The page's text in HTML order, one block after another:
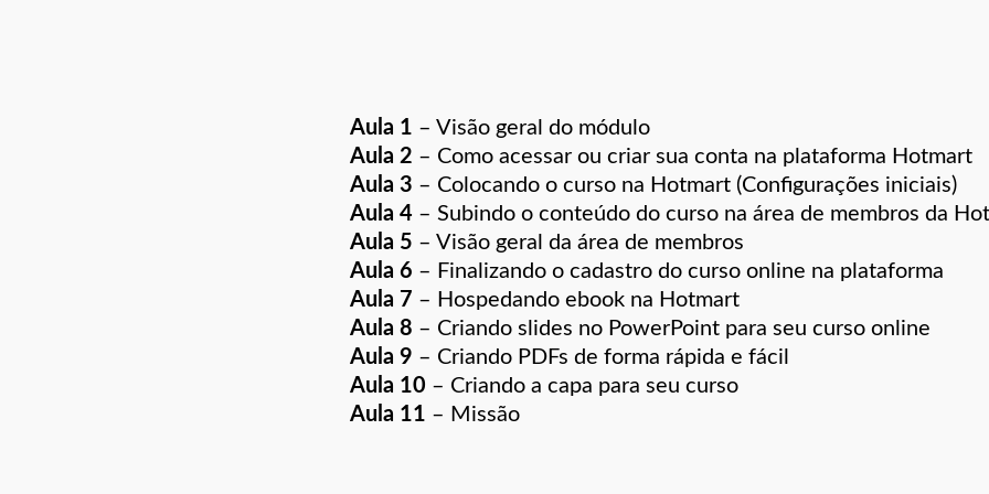
Aula 1 – Visão geral do módulo
Aula 2 – Como acessar ou criar sua conta na plataforma Hotmart
Aula 3 – Colocando o curso na Hotmart (Configurações iniciais)
Aula 4– Subindo o conteúdo do curso na área de membros da
Aula 5 – Visão geral da área de membros
Aula 6 – Finalizando o cadastro do curso online na plataforma
Aula 7 – Hospedando ebook na Hotmart
Aula 8 – Criando slides no PowerPoint para seu curso online
Aula 9 – Criando PDFs de forma rápida e fácil
Aula 10 – Criando a capa para seu curso
Aula 11 – Missão